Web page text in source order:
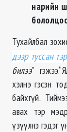
нарийн
Тухайлбал
дээр туссан
билээ”
хэлнэ гэсэн
байхгүй.
авах тэр
үзүүлнэ гэдэг